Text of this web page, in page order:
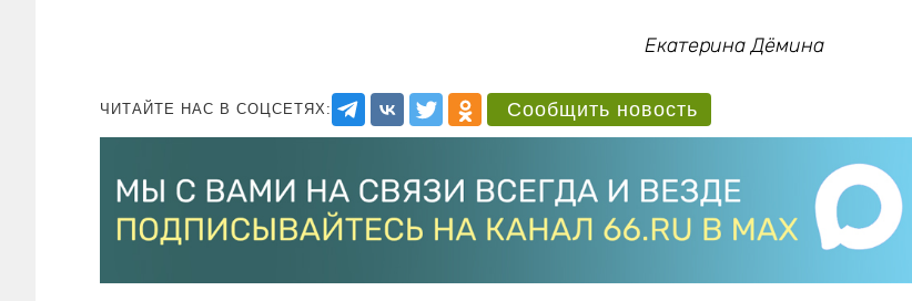
Екатерина Дёмина
ЧИТАЙТЕ НАС В СОЦСЕТЯХ: Сообщить новость